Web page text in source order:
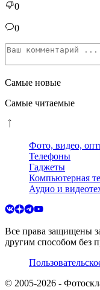
0
0
Самые новые
Самые читаемые
Фото, видео,
Телефоны
Гаджеты
Компьютерная
Аудио и
Все права защищены
другим способом без
© 2005-2026 -